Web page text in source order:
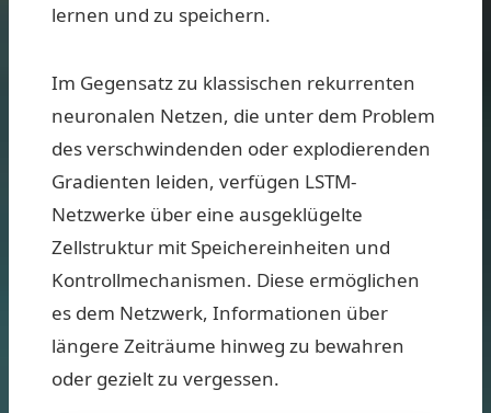
lernen und zu speichern.
Im Gegensatz zu klassischen rekurrenten
neuronalen Netzen, die unter dem Problem
des verschwindenden oder explodierenden
Gradienten leiden, verfügen LSTM-
Netzwerke über eine ausgeklügelte
Zellstruktur mit Speichereinheiten und
Kontrollmechanismen. Diese ermöglichen
es dem Netzwerk, Informationen über
längere Zeiträume hinweg zu bewahren
oder gezielt zu vergessen.